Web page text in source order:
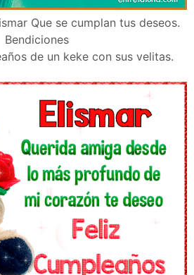
Que se cumplan tus deseos.
Bendiciones
de un keke con sus velitas.